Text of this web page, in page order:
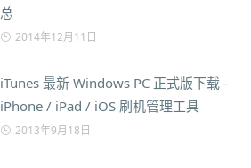
总
2014年12月11日
iTunes 最新 Windows PC 正式版下载 -
iPhone / iPad / iOS 刷机管理工具
2013年9月18日